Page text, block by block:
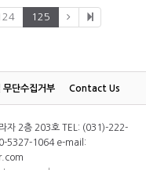
125
무단수집거부 Contact Us
자 2층 203호 TEL: (031)-222-
5327-1064 e-mail: